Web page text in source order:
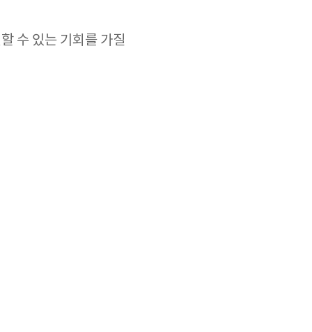
수 있는 기회를 가질